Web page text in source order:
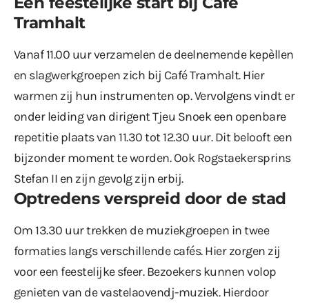
Tramhalt
Vanaf 11.00 uur verzamelen de deelnemende kepèllen
en slagwerkgroepen zich bij Café Tramhalt. Hier
warmen zij hun instrumenten op. Vervolgens vindt er
onder leiding van dirigent Tjeu Snoek een openbare
repetitie plaats van 11.30 tot 12.30 uur. Dit belooft een
bijzonder moment te worden. Ook Rogstaekersprins
Stefan II en zijn gevolg zijn erbij.
Optredens verspreid door de stad
Om 13.30 uur trekken de muziekgroepen in twee
formaties langs verschillende cafés. Hier zorgen zij
voor een feestelijke sfeer. Bezoekers kunnen volop
genieten van de vastelaovendj-muziek. Hierdoor